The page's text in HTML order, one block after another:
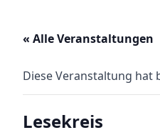
« Alle Veranstaltungen
Diese Veranstaltung hat
Lesekreis